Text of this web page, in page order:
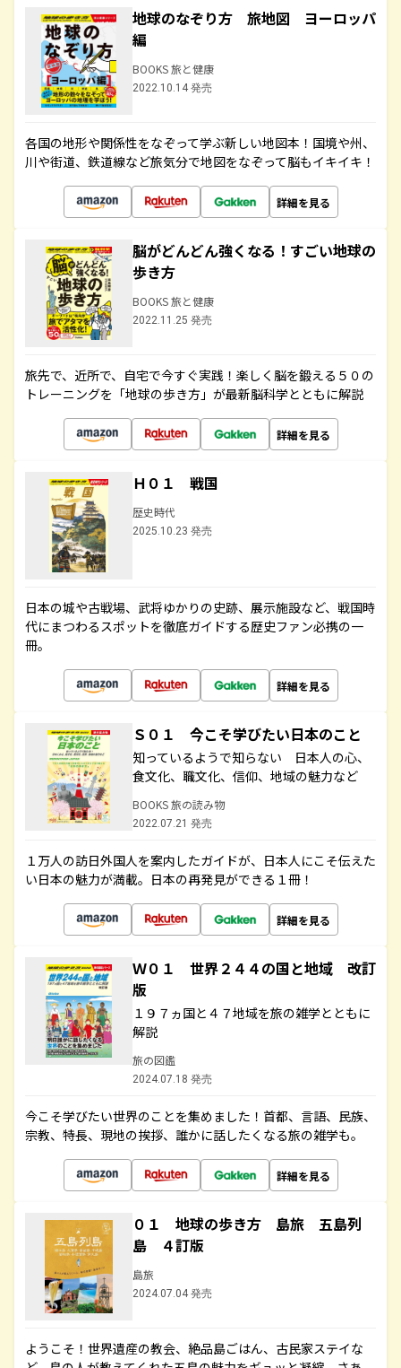
地球のなぞり方 旅地図 ヨーロッパ
編
BOOKS 旅と健康
2022.10.14 発売
各国の地形や関係性をなぞって学ぶ新しい地図本！国境や州、
川や街道、鉄道線など旅気分で地図をなぞって脳もイキイキ！
詳細を見る
脳がどんどん強くなる！すごい地球の
歩き方
BOOKS 旅と健康
2022.11.25 発売
旅先で、近所で、自宅で今すぐ実践！楽しく脳を鍛える５０の
トレーニングを「地球の歩き方」が最新脳科学とともに解説
詳細を見る
Ｈ０１ 戦国
歴史時代
2025.10.23 発売
日本の城や古戦場、武将ゆかりの史跡、展示施設など、戦国時
代にまつわるスポットを徹底ガイドする歴史ファン必携の一
冊。
詳細を見る
Ｓ０１ 今こそ学びたい日本のこと
知っているようで知らない 日本人の心、
食文化、職文化、信仰、地域の魅力など
BOOKS 旅の読み物
2022.07.21 発売
１万人の訪日外国人を案内したガイドが、日本人にこそ伝えた
い日本の魅力が満載。日本の再発見ができる１冊！
詳細を見る
Ｗ０１ 世界２４４の国と地域 改訂
版
１９７ヵ国と４７地域を旅の雑学とともに
解説
旅の図鑑
2024.07.18 発売
今こそ学びたい世界のことを集めました！首都、言語、民族、
宗教、特長、現地の挨拶、誰かに話したくなる旅の雑学も。
詳細を見る
０１ 地球の歩き方 島旅 五島列
島 ４訂版
島旅
2024.07.04 発売
ようこそ！世界遺産の教会、絶品島ごはん、古民家ステイな